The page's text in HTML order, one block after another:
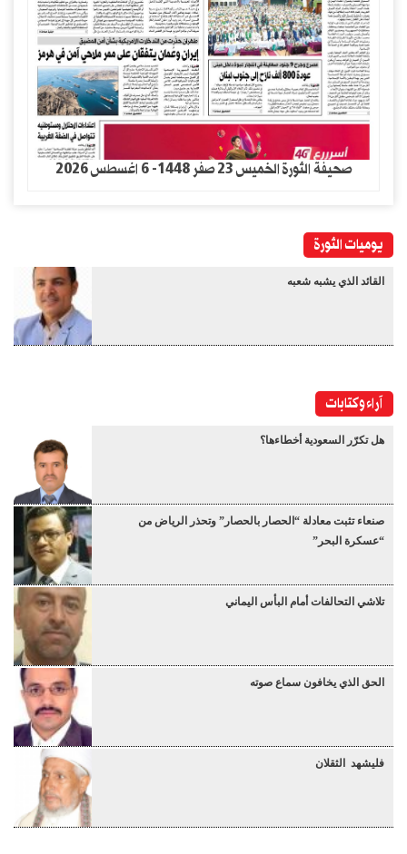
صحيفة الثورة الخميس 23 صفر 1448- 6 اغسطس 2026
يوميات الثورة
القائد الذي يشبه شعبه
آراء وكتابات
هل تكرّر السعودية أخطاءها؟
صنعاء تثبت معادلة “الحصار بالحصار” وتحذر الرياض من
“عسكرة البحر”
تلاشي التحالفات أمام البأس اليماني
الحق الذي يخافون سماع صوته
فليشهد الثقلان